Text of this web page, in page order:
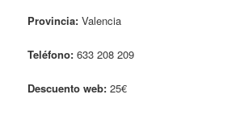
Provincia: Valencia
Teléfono: 633 208 209
Descuento web: 25€